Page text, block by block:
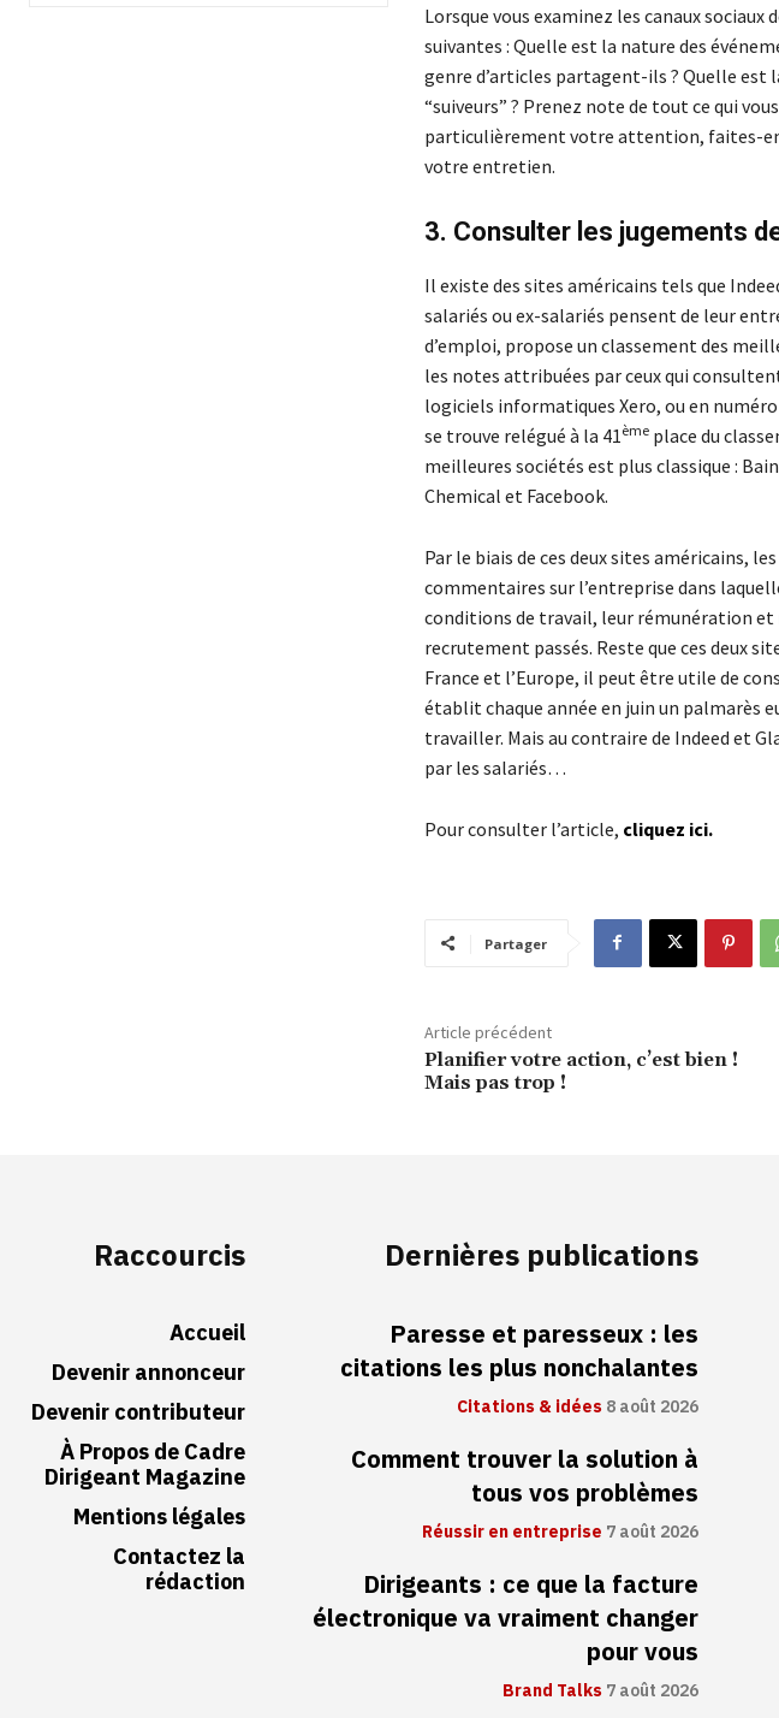
Lorsque vous examinez les canaux
suivantes : Quelle est la nature des
genre d’articles partagent-ils ? Quelle
“suiveurs” ? Prenez note de tout ce qui
particulièrement votre attention, faites-
votre entretien.
3. Consulter les jugements
Il existe des sites américains tels que
salariés ou ex-salariés pensent de leur
d’emploi, propose un classement des
les notes attribuées par ceux qui
logiciels informatiques Xero, ou en numéro
se trouve relégué à la 41 èmeplace du
meilleures sociétés est plus classique :
Chemical et Facebook.
Par le biais de ces deux sites américains,
commentaires sur l’entreprise dans
conditions de travail, leur rémunération et
recrutement passés. Reste que ces deux
France et l’Europe, il peut être utile de
établit chaque année en juin un palmarès
travailler. Mais au contraire de Indeed et
par les salariés…
Pour consulter l’article, cliquez ici.
Partager
Article précédent
Planifier votre action, c’est bien !
Mais pas trop !
Raccourcis
Accueil
Devenir annonceur
Devenir contributeur
À Propos de Cadre
Dirigeant Magazine
Mentions légales
Contactez la
rédaction
Dernières publications
Paresse et paresseux : les
citations les plus nonchalantes
Citations & idées 8 août 2026
Comment trouver la solution à
tous vos problèmes
Réussir en entreprise 7 août 2026
Dirigeants : ce que la facture
électronique va vraiment changer
pour vous
Brand Talks 7 août 2026